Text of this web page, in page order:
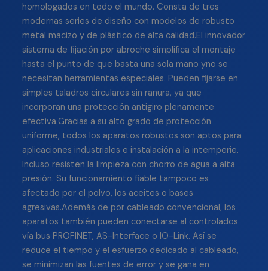
homologados en todo el mundo. Consta de tres
modernas series de diseño con modelos de robusto
metal macizo y de plástico de alta calidad.El innovador
sistema de fijación por abroche simplifica el montaje
hasta el punto de que basta una sola mano yno se
necesitan herramientas especiales. Pueden fijarse en
simples taladros circulares sin ranura, ya que
incorporan una protección antigiro plenamente
efectiva.Gracias a su alto grado de protección
uniforme, todos los aparatos robustos son aptos para
aplicaciones industriales e instalación a la intemperie.
Incluso resisten la limpieza con chorro de agua a alta
presión. Su funcionamiento fiable tampoco es
afectado por el polvo, los aceites o bases
agresivas.Además de por cableado convencional, los
aparatos también pueden conectarse al controlados
vía bus PROFINET, AS-Interface o IO-Link. Así se
reduce el tiempo y el esfuerzo dedicado al cableado,
se minimizan las fuentes de error y se gana en